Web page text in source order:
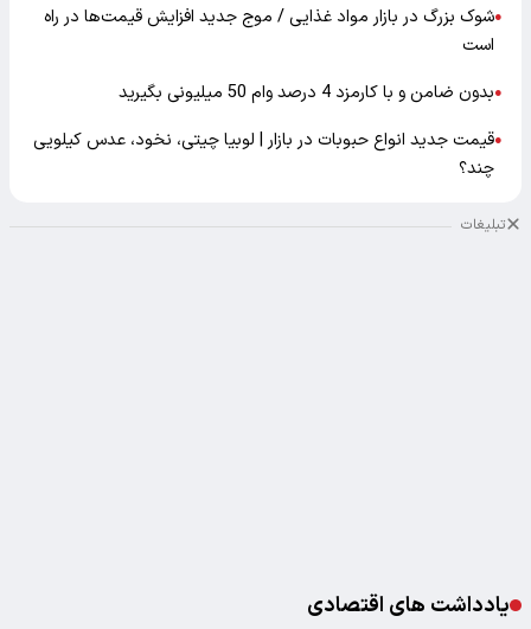
●شوک بزرگ در بازار مواد غذایی / موج جدید افزایش قیمت‌ها در راه
است
●بدون ضامن و با کارمزد 4 درصد وام 50 میلیونی بگیرید
●قیمت جدید انواع حبوبات در بازار | لوبیا چیتی، نخود، عدس کیلویی
چند؟
تبلیغات
یادداشت های اقتصادی